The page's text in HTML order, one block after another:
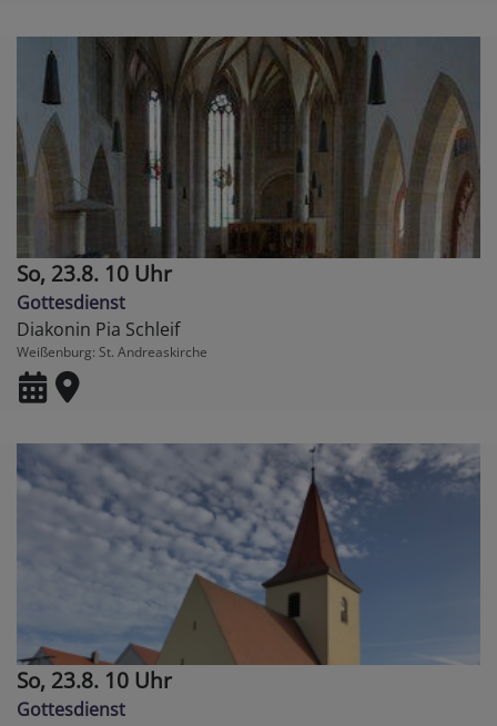
So, 23.8. 10 Uhr
Gottesdienst
Diakonin Pia Schleif
Weißenburg St. Andreaskirche
So, 23.8. 10 Uhr
Gottesdienst